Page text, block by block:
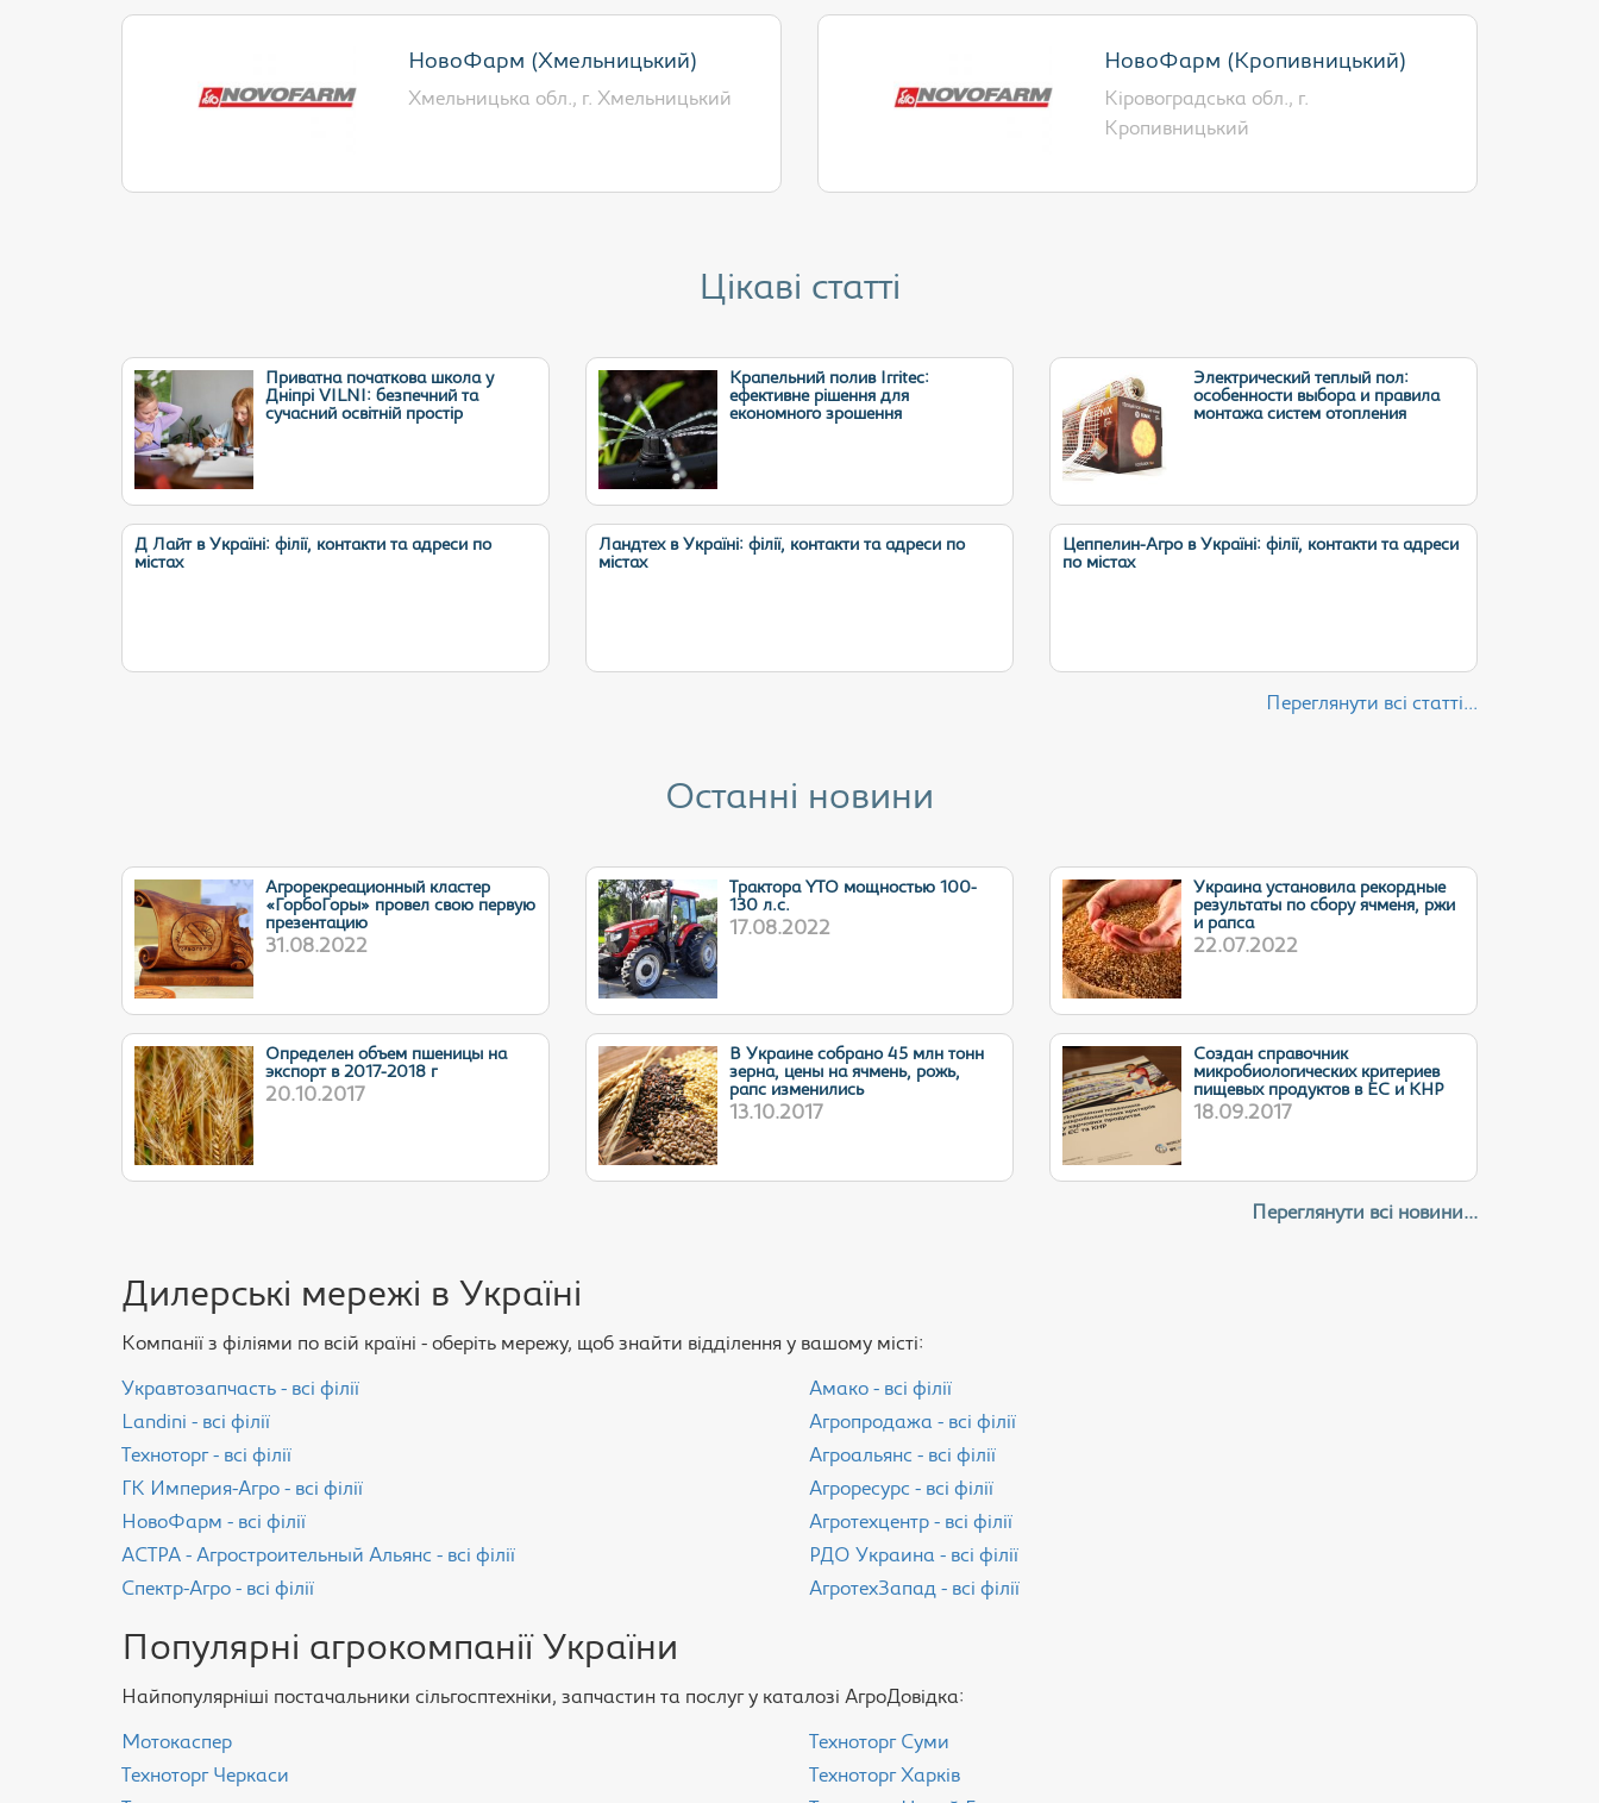
НовоФарм (Хмельницький)
Хмельницька обл., г. Хмельницький
НовоФарм (Кропивницький)
Кіровоградська обл., г.
Кропивницький
Цікаві статті
Приватна початкова школа у
Дніпрі VILNI: безпечний та
сучасний освітній простір
Крапельний полив Irritec:
ефективне рішення для
економного зрошення
Электрический теплый пол:
особенности выбора и правила
монтажа систем отопления
Д Лайт в Україні: філії, контакти та адреси по
містах
Ландтех в Україні: філії, контакти та адреси по
містах
Цеппелин-Агро в Україні: філії, контакти та адреси
по містах
Переглянути всі статті...
Останні новини
Агрорекреационный кластер
«ГорбоГоры» провел свою первую
презентацию
31.08.2022
Трактора YTO мощностью 100-
130 л.с.
17.08.2022
Украина установила рекордные
результаты по сбору ячменя, ржи
и рапса
22.07.2022
Определен объем пшеницы на
экспорт в 2017-2018 г
20.10.2017
В Украине собрано 45 млн тонн
зерна, цены на ячмень, рожь,
рапс изменились
13.10.2017
Cоздан справочник
микробиологических критериев
пищевых продуктов в ЕС и КНР
18.09.2017
Переглянути всі новини...
Дилерські мережі в Україні
Компанії з філіями по всій країні - оберіть мережу, щоб знайти відділення у вашому місті:
Укравтозапчасть - всі філії
Landini - всі філії
Техноторг - всі філії
ГК Империя-Агро - всі філії
НовоФарм - всі філії
АСТРА - Агростроительный Альянс - всі філії
Спектр-Агро - всі філії
Амако - всі філії
Агропродажа - всі філії
Агроальянс - всі філії
Агроресурс - всі філії
Агротехцентр - всі філії
РДО Украина - всі філії
АгротехЗапад - всі філії
Популярні агрокомпанії України
Найпопулярніші постачальники сільгосптехніки, запчастин та послуг у каталозі АгроДовідка:
Мотокаспер
Техноторг Черкаси
Техноторг Суми
Техноторг Харків